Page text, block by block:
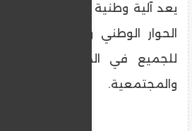
يعد آلية وطنية فعالة، ففي
الحوار الوطني ومجلس الأمناء
للجميع في المحاور السياسية
والمجتمعية.